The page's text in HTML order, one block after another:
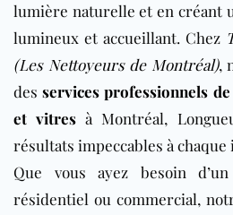
lumière naturelle et en créant
lumineux et accueillant. Chez
(Les Nettoyeurs de Montréal),
desservices professionnels
et vitres à Montréal,
résultats impeccables à
Que vous ayez besoin
résidentiel ou commercial,